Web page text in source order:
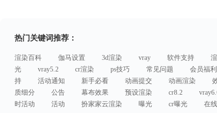
热门关键词推荐：
渲染百科 伽马设置 3d渲染 vray 软件支持
光
vray5.2 cr渲染 ps技巧 常见问题
会员福利
持
活动通知 新手必看 动画提交 动画渲染
质细分
公告 幕布效果 预设渲染 cr8.2
时活动
活动 扮家家云渲染 曝光 cr曝光 在